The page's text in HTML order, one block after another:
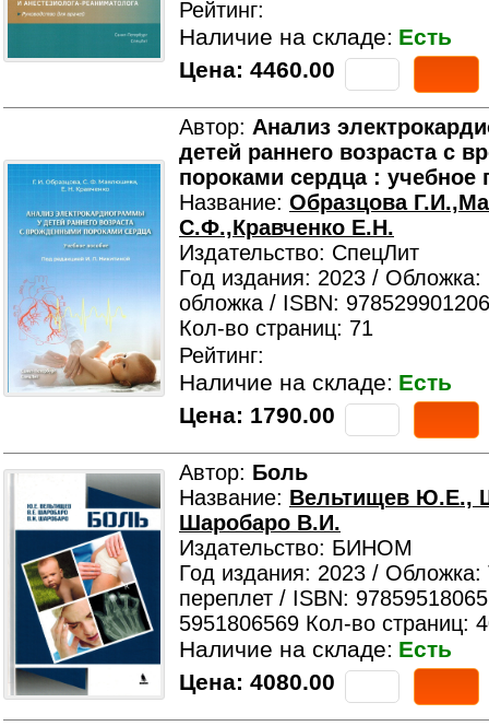
Рейтинг:
Наличие на складе: Есть
Цена: 4460.00
Автор: Анализ
детей раннего возраста с
пороками сердца : учебное
Название: Образцова
С.Ф.,Кравченко Е.Н.
Издательство: СпецЛит
Год издания: 2023 / Обложка:
обложка / ISBN:
Кол-во страниц: 71
Рейтинг:
Наличие на складе: Есть
Цена: 1790.00
Автор: Боль
Название: Вельтищев Ю.Е.,
Шаробаро В.И.
Издательство: БИНОМ
Год издания: 2023 /
переплет / ISBN:
5951806569 Кол-во страниц:
Наличие на складе: Есть
Цена: 4080.00